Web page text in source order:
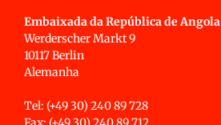
Embaixada da República de Angola
Werderscher Markt 9
10117 Berlin
Alemanha
Tel: (+49 30) 240 89 728